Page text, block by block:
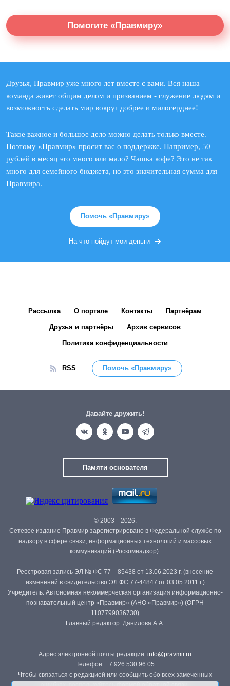
Помогите «Правмиру»
Друзья, Правмир уже много лет вместе с вами. Вся наша
команда живет общим делом и призванием - служение людям и
возможность сделать мир вокруг добрее и милосерднее!
Такое важное и большое дело можно делать только вместе.
Поэтому «Правмир» просит вас о поддержке. Например, 50
рублей в месяц это много или мало? Чашка кофе? Это не так
много для семейного бюджета, но это значительная сумма для
Правмира.
Помочь «Правмиру»
На что пойдут мои деньги
Рассылка О портале Контакты Партнёрам
Друзья и партнёры Архив сервисов
Политика конфиденциальности
RSS Помочь «Правмиру»
Давайте дружить!
Памяти основателя
© 2003—2026.
Сетевое издание Правмир зарегистрировано в Федеральной службе по
надзору в сфере связи, информационных технологий и массовых
коммуникаций (Роскомнадзор).
Реестровая запись ЭЛ № ФС 77 – 85438 от 13.06.2023 г. (внесение
изменений в свидетельство ЭЛ ФС 77-44847 от 03.05.2011 г.)
Учредитель: Автономная некоммерческая организация информационно-
познавательный центр «Правмир» (АНО «Правмир») (ОГРН
1107799036730)
Главный редактор: Данилова А.А.
Адрес электронной почты редакции: info@pravmir.ru
Телефон: +7 926 530 96 05
Чтобы связаться с редакцией или сообщить обо всех замеченных